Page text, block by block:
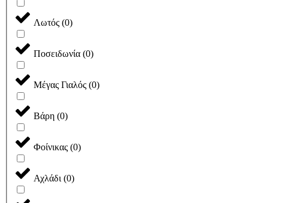
Λωτός (0)
Ποσειδωνία (0)
Μέγας Γιαλός (0)
Βάρη (0)
Φοίνικας (0)
Αχλάδι (0)